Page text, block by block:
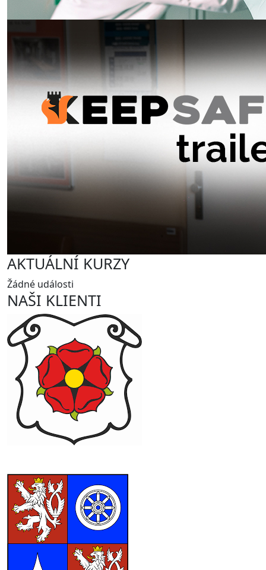
AKTUÁLNÍ KURZY
Žádné události
NAŠI KLIENTI